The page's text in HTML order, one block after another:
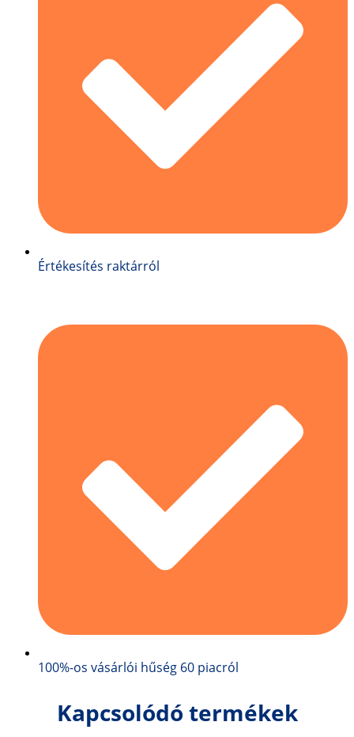
Értékesítés raktárról
100%-os vásárlói hűség 60 piacról
Kapcsolódó termékek